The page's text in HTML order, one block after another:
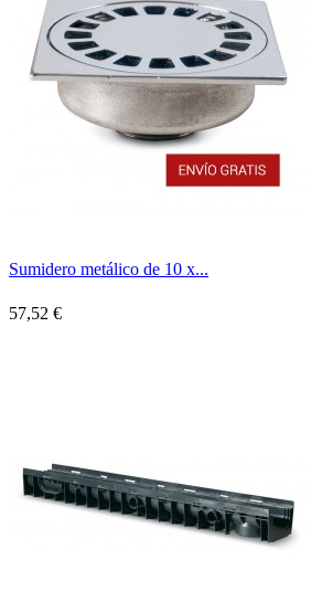
Sumidero metálico de 10 x...
57,52 €